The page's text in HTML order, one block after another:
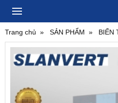
Trang chủ SẢN PHẨM BIẾN